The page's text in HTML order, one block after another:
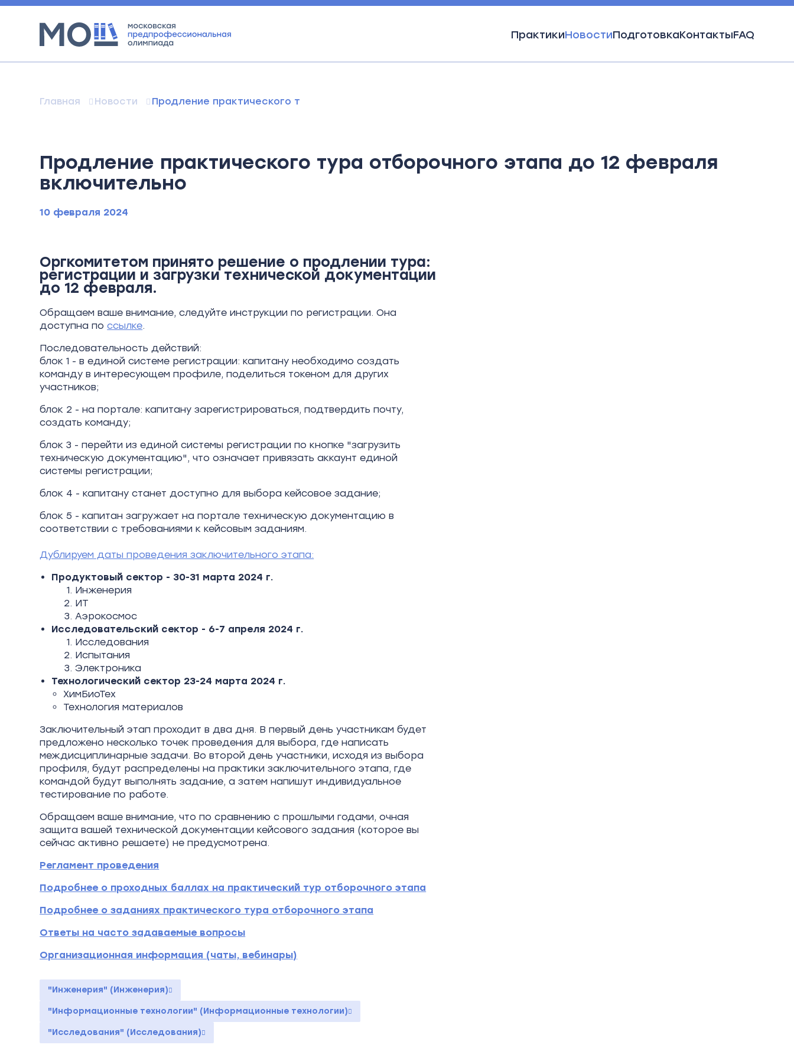
ПрактикиНовостиПодготовкаКонтактыFAQ
Главная Новости Продление практического тура отборочного этапа до 12 февраля включительно
Продление практического тура отборочного этапа до 12 февраля
включительно
10 февраля 2024
Оргкомитетом принято решение о продлении тура:
регистрации и загрузки технической документации
до 12 февраля.
Обращаем ваше внимание, следуйте инструкции по регистрации. Она
доступна поссылке.
Последовательность действий:
блок 1 - в единой системе регистрации: капитану необходимо создать
команду в интересующем профиле, поделиться токеном для других
участников;
блок 2 - на портале: капитану зарегистрироваться, подтвердить почту,
создать команду;
блок 3 - перейти из единой системы регистрации по кнопке "загрузить
техническую документацию", что означает привязать аккаунт единой
системы регистрации;
блок 4 - капитану станет доступно для выбора кейсовое задание;
блок 5 - капитан загружает на портале техническую документацию в
соответствии с требованиями к кейсовым заданиям.
Дублируем даты проведения заключительного этапа:
Продуктовый сектор - 30-31 марта 2024 г.
Инженерия
ИТ
Аэрокосмос
Исследовательский сектор - 6-7 апреля 2024 г.
Исследования
Испытания
Электроника
Технологический сектор 23-24 марта 2024 г.
ХимБиоТех
Технология материалов
Заключительный этап проходит в два дня. В первый день участникам будет
предложено несколько точек проведения для выбора, где написать
междисциплинарные задачи. Во второй день участники, исходя из выбора
профиля, будут распределены на практики заключительного этапа, где
командой будут выполнять задание, а затем напишут индивидуальное
тестирование по работе.
Обращаем ваше внимание, что по сравнению с прошлыми годами, очная
защита вашей технической документации кейсового задания (которое вы
сейчас активно решаете) не предусмотрена.
Регламент проведения
Подробнее о проходных баллах на практический тур отборочного этапа
Подробнее о заданиях практического тура отборочного этапа
Ответы на часто задаваемые вопросы
Организационная информация (чаты, вебинары)
"Инженерия" (Инженерия)
"Информационные технологии" (Информационные технологии)
"Исследования" (Исследования)